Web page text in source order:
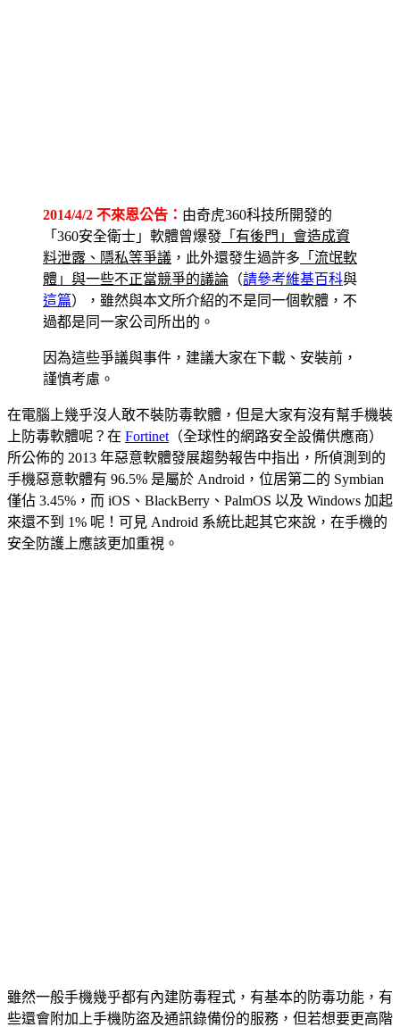
2014/4/2 不來恩公告： 由奇虎360科技所開發的
「360安全衛士」軟體曾爆發 「有後門」會造成資
料泄露、隱私等爭議 ，此外還發生過許多 「流氓軟
體」與一些不正當競爭的議論 （請參考維基百科與
這篇），雖然與本文所介紹的不是同一個軟體，不
過都是同一家公司所出的。
因為這些爭議與事件，建議大家在下載、安裝前，
謹慎考慮。
在電腦上幾乎沒人敢不裝防毒軟體，但是大家有沒有幫手機裝
上防毒軟體呢？在 Fortinet （全球性的網路安全設備供應商）
所公佈的 2013 年惡意軟體發展趨勢報告中指出，所偵測到的
手機惡意軟體有 96.5% 是屬於 Android，位居第二的 Symbian
僅佔 3.45%，而 iOS、BlackBerry、PalmOS 以及 Windows 加起
來還不到 1% 呢！可見 Android 系統比起其它來說，在手機的
安全防護上應該更加重視。
雖然一般手機幾乎都有內建防毒程式，有基本的防毒功能，有
些還會附加上手機防盜及通訊錄備份的服務，但若想要更高階